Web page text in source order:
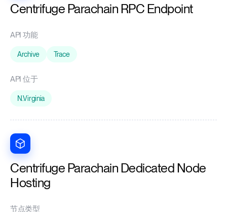
Centrifuge Parachain RPC Endpoint
API 功能
Archive Trace
API 位于
N.Virginia
Centrifuge Parachain Dedicated Node
Hosting
节点类型